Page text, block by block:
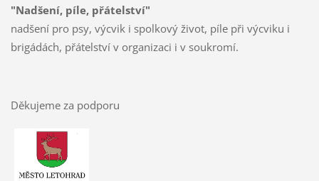
"Nadšení, píle, přátelství"
nadšení pro psy, výcvik i spolkový život, píle při výcviku i
brigádách, přátelství v organizaci i v soukromí.
Děkujeme za podporu